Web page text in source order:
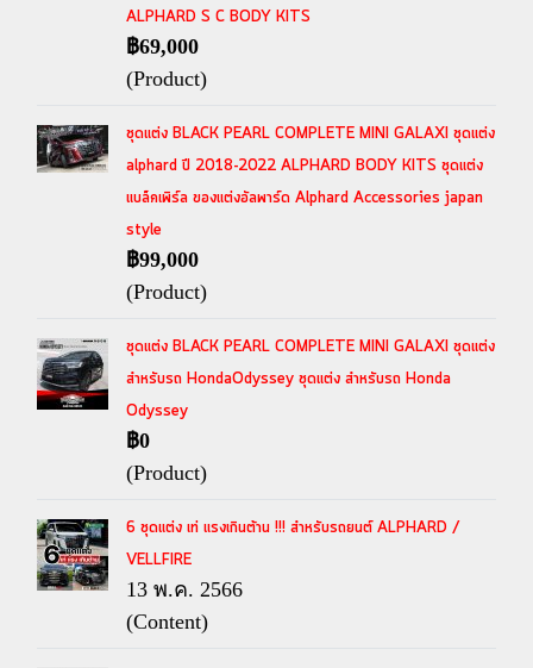
ALPHARD S C BODY KITS
฿69,000
(Product)
ชุดแต่ง BLACK PEARL COMPLETE MINI GALAXI ชุดแต่ง
alphard ปี 2018-2022 ALPHARD BODY KITS ชุดแต่ง
แบล็คเพิร์ล ของแต่งอัลพาร์ด Alphard Accessories japan
style
฿99,000
(Product)
ชุดแต่ง BLACK PEARL COMPLETE MINI GALAXI ชุดแต่ง
สำหรับรถ HondaOdyssey ชุดแต่ง สำหรับรถ Honda
Odyssey
฿0
(Product)
6 ชุดแต่ง เท่ แรงเกินต้าน !!! สำหรับรถยนต์ ALPHARD /
VELLFIRE
13 พ.ค. 2566
(Content)